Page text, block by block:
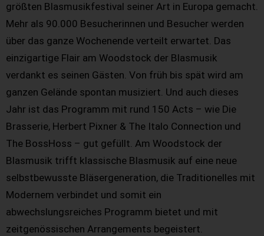
größten Blasmusikfestival seiner Art in Europa gemacht.
Mehr als 90.000 Besucherinnen und Besucher werden
über das ganze Wochenende verteilt erwartet. Das
einzigartige Flair am Woodstock der Blasmusik
verdankt es seinen Gästen. Von früh bis spät wird am
ganzen Gelände spontan musiziert. Und auch dieses
Jahr ist das Programm mit rund 150 Acts – wie Die
Brasserie, Herbert Pixner & The Italo Connection und
The BossHoss – gut gefüllt. Am Woodstock der
Blasmusik trifft klassische Blasmusik auf eine neue
selbstbewusste Bläsergeneration, die Traditionelles mit
Modernem verbindet und somit ein
abwechslungsreiches Programm bietet und mit
zeitgenössischen Arrangements begeistert.